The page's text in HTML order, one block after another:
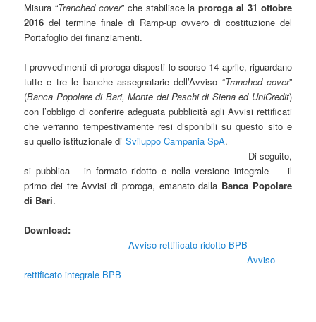
Misura “Tranched cover” che stabilisce laproroga al 31 ottobre
2016 del termine finale di Ramp-up ovvero di costituzione del
Portafoglio dei finanziamenti.
I provvedimenti di proroga disposti lo scorso 14 aprile, riguardano
tutte e tre le banche assegnatarie dell’Avviso “Tranched cover”
(Banca Popolare di Bari, Monte dei Paschi di Siena ed UniCredit)
con l’obbligo di conferire adeguata pubblicità agli Avvisi rettificati
che verranno tempestivamente resi disponibili su questo sito e
su quello istituzionale di Sviluppo Campania SpA.
Di seguito,
si pubblica – in formato ridotto e nella versione integrale – il
primo dei tre Avvisi di proroga, emanato dalla Banca Popolare
di Bari.
Download:
Avviso rettificato ridotto BPB
Avviso
rettificato integrale BPB